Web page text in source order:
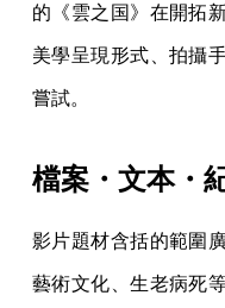
的《雲之国》在開拓
美學呈現形式、拍攝
嘗試。
檔案・文本・
影片題材含括的範圍
藝術文化、生老病死